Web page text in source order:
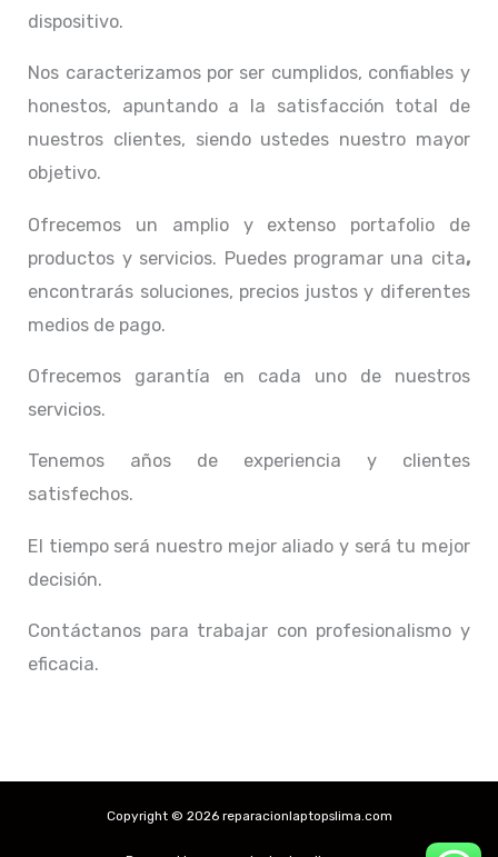
dispositivo.
Nos caracterizamos por ser cumplidos, confiables y
honestos, apuntando a la satisfacción total de
nuestros clientes, siendo ustedes nuestro mayor
objetivo.
Ofrecemos un amplio y extenso portafolio de
productos y servicios. Puedes programar una cita,
encontrarás soluciones, precios justos y diferentes
medios de pago.
Ofrecemos garantía en cada uno de nuestros
servicios.
Tenemos años de experiencia y clientes
satisfechos.
El tiempo será nuestro mejor aliado y será tu mejor
decisión.
Contáctanos para trabajar con profesionalismo y
eficacia.
Copyright © 2026 reparacionlaptopslima.com